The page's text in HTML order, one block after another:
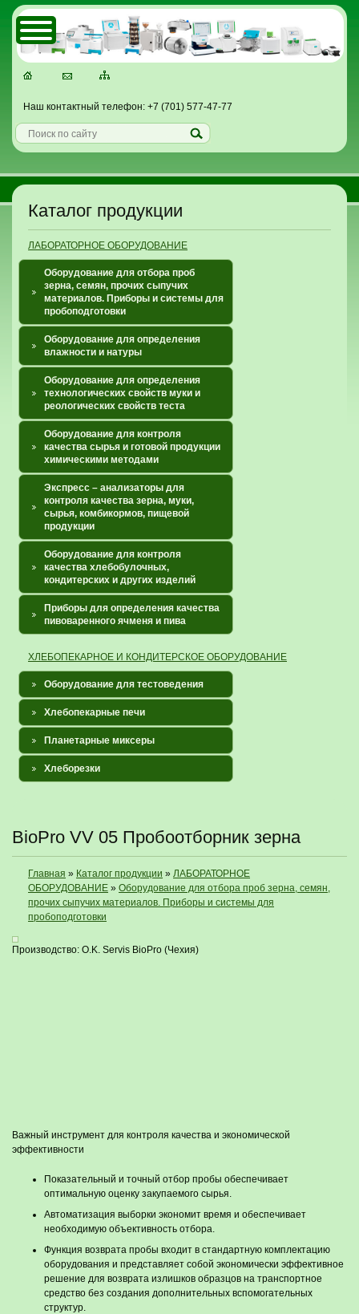
Наш контактный телефон: +7 (701) 577-47-77
Каталог продукции
ЛАБОРАТОРНОЕ ОБОРУДОВАНИЕ
Оборудование для отбора проб
зерна, семян, прочих сыпучих
материалов. Приборы и системы для
пробоподготовки
Оборудование для определения
влажности и натуры
Оборудование для определения
технологических свойств муки и
реологических свойств теста
Оборудование для контроля
качества сырья и готовой продукции
химическими методами
Экспресс – анализаторы для
контроля качества зерна, муки,
сырья, комбикормов, пищевой
продукции
Оборудование для контроля
качества хлебобулочных,
кондитерских и других изделий
Приборы для определения качества
пивоваренного ячменя и пива
ХЛЕБОПЕКАРНОЕ И КОНДИТЕРСКОЕ ОБОРУДОВАНИЕ
Оборудование для тестоведения
Хлебопекарные печи
Планетарные миксеры
Хлеборезки
BioPro VV 05 Пробоотборник зерна
Главная » Каталог продукции » ЛАБОРАТОРНОЕ
ОБОРУДОВАНИЕ » Оборудование для отбора проб зерна, семян,
прочих сыпучих материалов. Приборы и системы для
пробоподготовки
Производство: O.K. Servis BioPro (Чехия)
Важный инструмент для контроля качества и экономической
эффективности
Показательный и точный отбор пробы обеспечивает
оптимальную оценку закупаемого сырья.
Автоматизация выборки экономит время и обеспечивает
необходимую объективность отбора.
Функция возврата пробы входит в стандартную комплектацию
оборудования и представляет собой экономически эффективное
решение для возврата излишков образцов на транспортное
средство без создания дополнительных вспомогательных
структур.